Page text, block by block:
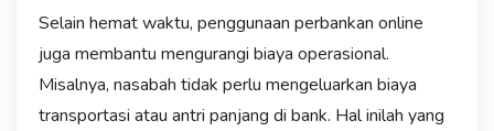
Selain hemat waktu, penggunaan perbankan online
juga membantu mengurangi biaya operasional.
Misalnya, nasabah tidak perlu mengeluarkan biaya
transportasi atau antri panjang di bank. Hal inilah yang